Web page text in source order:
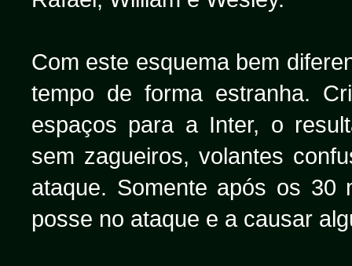
Com este esquema bem
tempo de forma estranha.
espaços para a Inter, o
sem zagueiros, volantes
ataque. Somente após os 30
posse no ataque e a causar